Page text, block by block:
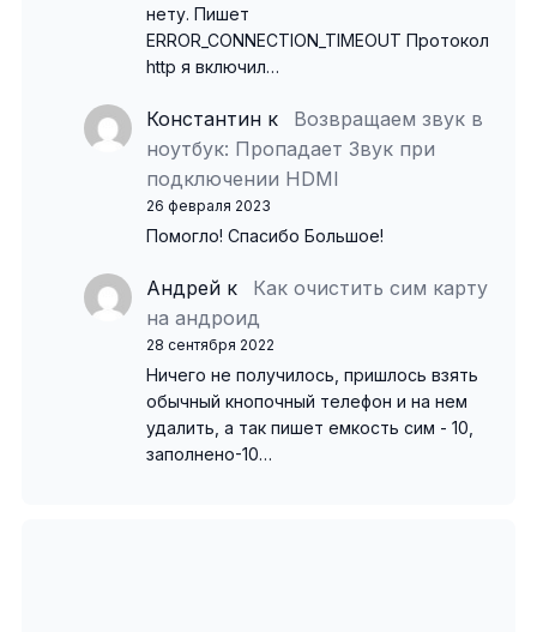
нету. Пишет
ERROR_CONNECTION_TIMEOUT Протокол
http я включил…
Константин к
Возвращаем звук в
ноутбук: Пропадает Звук при
подключении HDMI
26 февраля 2023
Помогло! Спасибо Большое!
Андрей к
Как очистить сим карту
на андроид
28 сентября 2022
Ничего не получилось, пришлось взять
обычный кнопочный телефон и на нем
удалить, а так пишет емкость сим - 10,
заполнено-10…